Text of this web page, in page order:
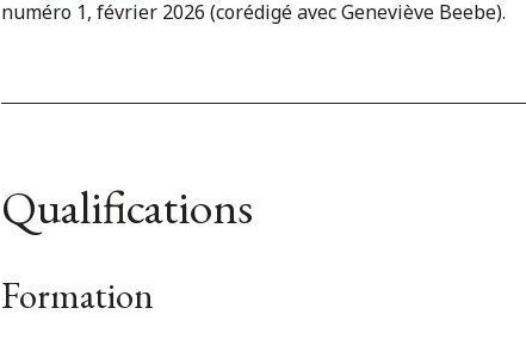
numéro 1, février 2026 (corédigé avec Geneviève Beebe).
Qualifications
Formation